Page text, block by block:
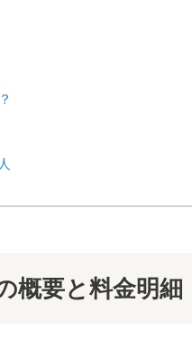
概要と料金明細